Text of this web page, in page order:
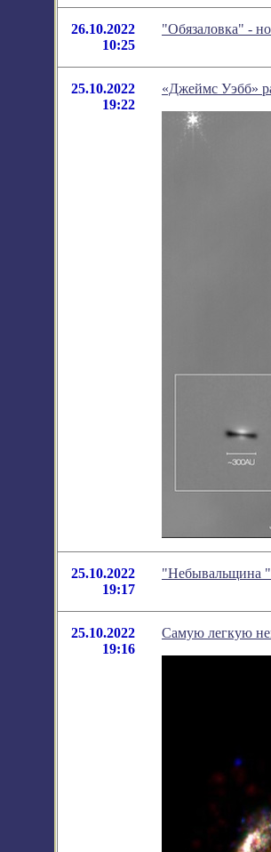
26.10.2022
10:25
"Обязаловка" -
25.10.2022
19:22
«Джеймс Уэбб»
25.10.2022
19:17
"Небывальщина "
25.10.2022
19:16
Самую легкую